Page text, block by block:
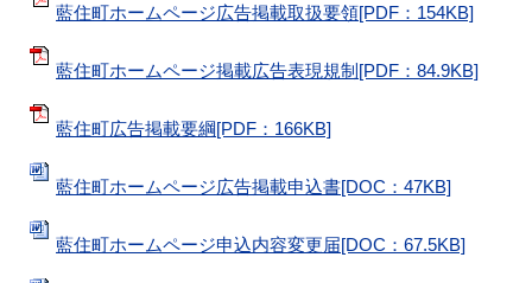
藍住町ホームページ広告掲載取扱要領[PDF：154KB]
藍住町ホームページ掲載広告表現規制[PDF：84.9KB]
藍住町広告掲載要綱[PDF：166KB]
藍住町ホームページ広告掲載申込書[DOC：47KB]
藍住町ホームページ申込内容変更届[DOC：67.5KB]